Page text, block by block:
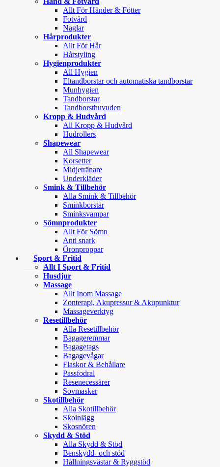
Allt För Händer & Fötter
Fotvård
Naglar
Hårprodukter
Allt För Hår
Hårstyling
Hygienprodukter
All Hygien
Eltandborstar och automatiska tandborstar
Munhygien
Tandborstar
Tandborsthuvuden
Kropp & Hudvård
All Kropp & Hudvård
Hudrollers
Shapewear
All Shapewear
Korsetter
Midjetränare
Underkläder
Smink & Tillbehör
Alla Smink & Tillbehör
Sminkborstar
Sminksvampar
Sömnprodukter
Allt För Sömn
Anti snark
Öronproppar
Sport & Fritid
Allt I Sport & Fritid
Husdjur
Massage
Allt Inom Massage
Zonterapi, Akupressur & Akupunktur
Massageverktyg
Resetillbehör
Alla Resetillbehör
Bagageremmar
Bagagetags
Bagagevågar
Flaskor & Behållare
Passfodral
Resenecessärer
Sovmasker
Skotillbehör
Alla Skotillbehör
Skoinlägg
Skosnören
Skydd & Stöd
Alla Skydd & Stöd
Benskydd- och stöd
Hållningsvästar & Ryggstöd